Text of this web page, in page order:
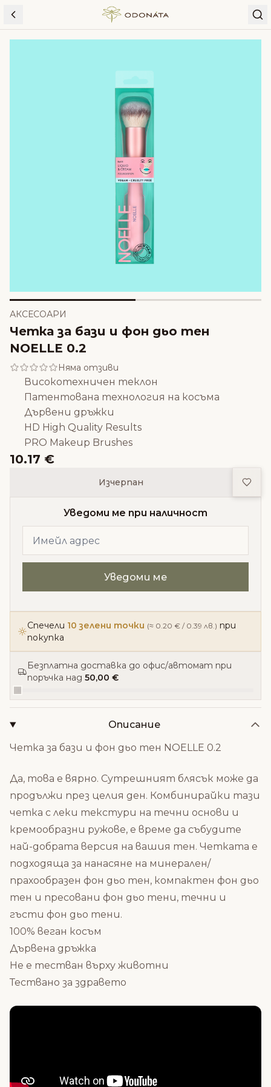
Skip to content
АКСЕСОАРИ
Четка за бази и фон дьо тен
NOELLE 0.2
Няма отзиви
Високотехничен теклон
Патентована технология на косъма
Дървени дръжки
HD High Quality Results
PRO Makeup Brushes
10.17 €
Изчерпан
Уведоми ме при наличност
Спечели 10 зелени точки (≈ 0.20 € / 0.39 лв.) при
покупка
Безплатна доставка до офис/автомат при
поръчка над 50,00 €
Описание
Четка за бази и фон дьо тен NOELLE 0.2
Да, това е вярно. Сутрешният блясък може да
продължи през целия ден. Комбинирайки тази
четка с леки текстури на течни основи и
кремообразни ружове, е време да събудите
най-добрата версия на вашия тен. Четката е
подходяща за нанасяне на минерален/
прахообразен фон дьо тен, компактен фон дьо
тен и пресовани фон дьо тени, течни и
гъсти фон дьо тени.
100% веган косъм
Дървена дръжка
Не е тестван върху животни
Тествано за здравето